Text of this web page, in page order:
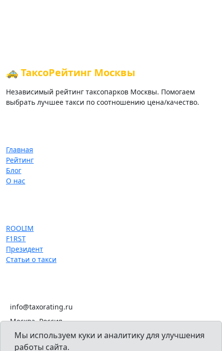
🚕 ТаксоРейтинг Москвы
Независимый рейтинг таксопарков Москвы. Помогаем
выбрать лучшее такси по соотношению цена/качество.
Главная
Рейтинг
Блог
О нас
ROOLIM
F1RST
Президент
Статьи о такси
info@taxorating.ru
Москва, Россия
Мы используем куки и аналитику для улучшения
работы сайта.